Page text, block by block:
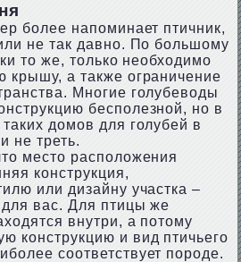
более напоминает птичник,
не так давно. По большому
то же, только необходимо
крышу, а также ограничение
Многие голубеводы
бесполезной, но в
домов для голубей в
не треть.
место расположения
конструкция,
или дизайну участка –
вас. Для птицы же
внутри, а потому
конструкцию и вид птичьего
соответствует породе.